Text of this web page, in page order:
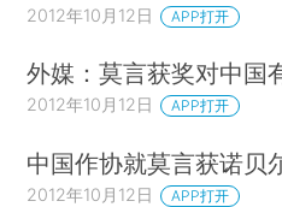
2012年10月12日 APP打开
外媒：莫言获奖对中国
2012年10月12日 APP打开
中国作协就莫言获诺贝
2012年10月12日 APP打开